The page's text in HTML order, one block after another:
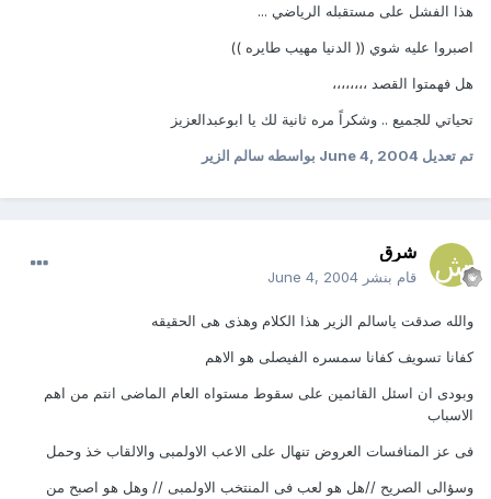
هذا الفشل على مستقبله الرياضي ...
اصبروا عليه شوي (( الدنيا مهيب طايره ))
هل فهمتوا القصد ،،،،،،،،
تحياتي للجميع .. وشكراً مره ثانية لك يا ابوعبدالعزيز
تم تعديل June 4, 2004بواسطه سالم الزير
شرق
قام بنشر June 4, 2004
والله صدقت ياسالم الزير هذا الكلام وهذى هى الحقيقه
كفانا تسويف كفانا سمسره الفيصلى هو الاهم
وبودى ان اسئل القائمين على سقوط مستواه العام الماضى انتم من اهم
الاسباب
فى عز المنافسات العروض تنهال على الاعب الاولمبى والالقاب خذ وحمل
وسؤالى الصريح //هل هو لعب فى المنتخب الاولمبى // وهل هو اصبح من